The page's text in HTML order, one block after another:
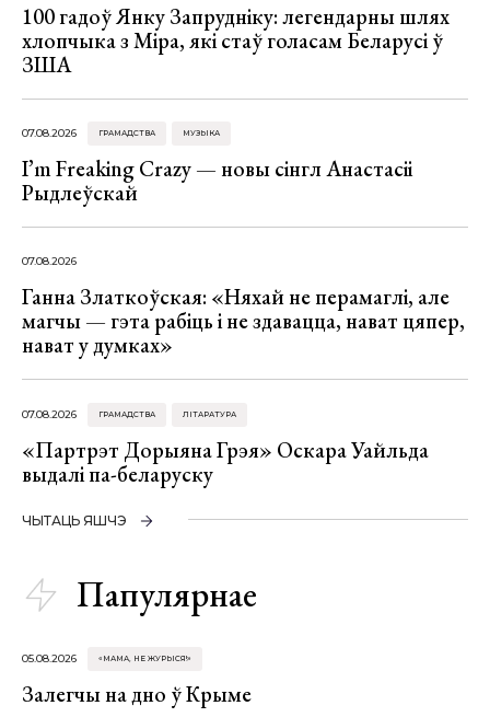
100 гадоў Янку Запрудніку: легендарны шлях
хлопчыка з Міра, які стаў голасам Беларусі ў
ЗША
07.08.2026 ГРАМАДСТВА МУЗЫКА
I’m Freaking Crazy — новы сінгл Анастасіі
Рыдлеўскай
07.08.2026
Ганна Златкоўская: «Няхай не перамаглі, але
магчы — гэта рабіць і не здавацца, нават цяпер,
нават у думках»
07.08.2026 ГРАМАДСТВА ЛІТАРАТУРА
«Партрэт Дорыяна Грэя» Оскара Уайльда
выдалі па-беларуску
ЧЫТАЦЬ ЯШЧЭ
Папулярнае
05.08.2026 «МАМА, НЕ ЖУРЫСЯ!»
Залегчы на дно ў Крыме